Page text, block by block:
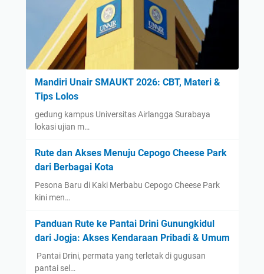
Mandiri Unair SMAUKT 2026: CBT, Materi &
Tips Lolos
gedung kampus Universitas Airlangga Surabaya
lokasi ujian m…
Rute dan Akses Menuju Cepogo Cheese Park
dari Berbagai Kota
Pesona Baru di Kaki Merbabu Cepogo Cheese Park
kini men…
Panduan Rute ke Pantai Drini Gunungkidul
dari Jogja: Akses Kendaraan Pribadi & Umum
​ Pantai Drini, permata yang terletak di gugusan
pantai sel…